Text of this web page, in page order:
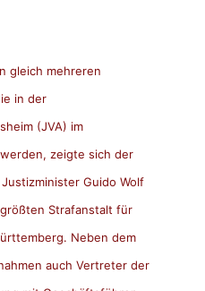
gleich mehreren
in der
(JVA) im
zeigte sich der
Guido Wolf
Strafanstalt für
Neben dem
auch Vertreter der